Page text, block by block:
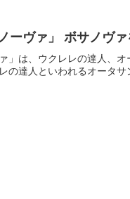
ーヴァ」 ボサノヴ
」は、ウクレレの達人、
の達人といわれるオータ